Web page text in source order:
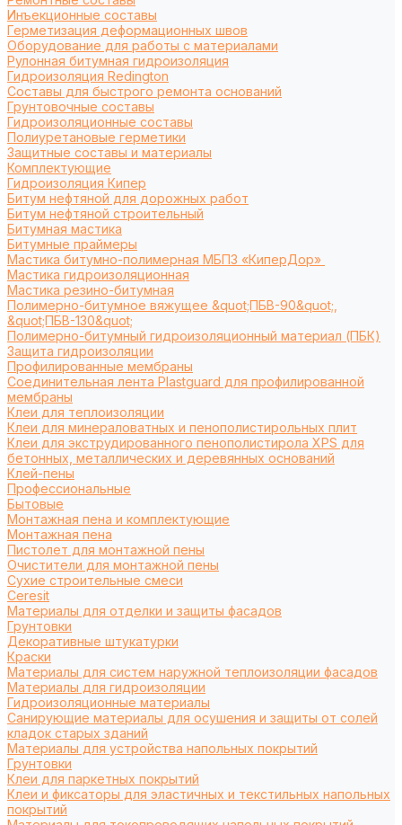
Инъекционные составы
Герметизация деформационных швов
Оборудование для работы с материалами
Рулонная битумная гидроизоляция
Гидроизоляция Redington
Составы для быстрого ремонта оснований
Грунтовочные составы
Гидроизоляционные составы
Полиуретановые герметики
Защитные составы и материалы
Комплектующие
Гидроизоляция Кипер
Битум нефтяной для дорожных работ
Битум нефтяной строительный
Битумная мастика
Битумные праймеры
Мастика битумно-полимерная МБПЗ «КиперДор»
Мастика гидроизоляционная
Мастика резино-битумная
Полимерно-битумное вяжущее &quot;ПБВ-90&quot;,
&quot;ПБВ-130&quot;
Полимерно-битумный гидроизоляционный материал (ПБК)
Защита гидроизоляции
Профилированные мембраны
Соединительная лента Plastguard для профилированной
мембраны
Клеи для теплоизоляции
Клеи для минераловатных и пенополистирольных плит
Клеи для экструдированного пенополистирола XPS для
бетонных, металлических и деревянных оснований
Клей-пены
Профессиональные
Бытовые
Монтажная пена и комплектующие
Монтажная пена
Пистолет для монтажной пены
Очистители для монтажной пены
Сухие строительные смеси
Ceresit
Материалы для отделки и защиты фасадов
Грунтовки
Декоративные штукатурки
Краски
Материалы для систем наружной теплоизоляции фасадов
Материалы для гидроизоляции
Гидроизоляционные материалы
Санирующие материалы для осушения и защиты от солей
кладок старых зданий
Материалы для устройства напольных покрытий
Грунтовки
Клеи для паркетных покрытий
Клеи и фиксаторы для эластичных и текстильных напольных
покрытий